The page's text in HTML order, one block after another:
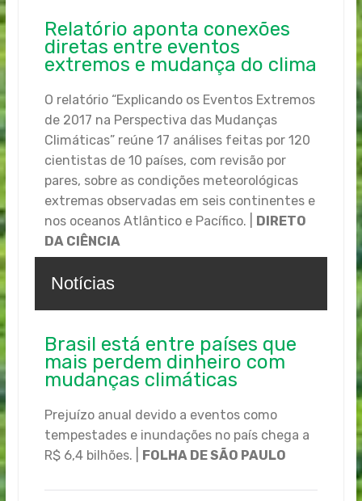
Relatório aponta conexões
diretas entre eventos
extremos e mudança do clima
O relatório “Explicando os Eventos Extremos
de 2017 na Perspectiva das Mudanças
Climáticas” reúne 17 análises feitas por 120
cientistas de 10 países, com revisão por
pares, sobre as condições meteorológicas
extremas observadas em seis continentes e
nos oceanos Atlântico e Pacífico. |
DIRETO
DA CIÊNCIA
Notícias
Brasil está entre países que
mais perdem dinheiro com
mudanças climáticas
Prejuízo anual devido a eventos como
tempestades e inundações no país chega a
R$ 6,4 bilhões. |
FOLHA DE SÃO PAULO